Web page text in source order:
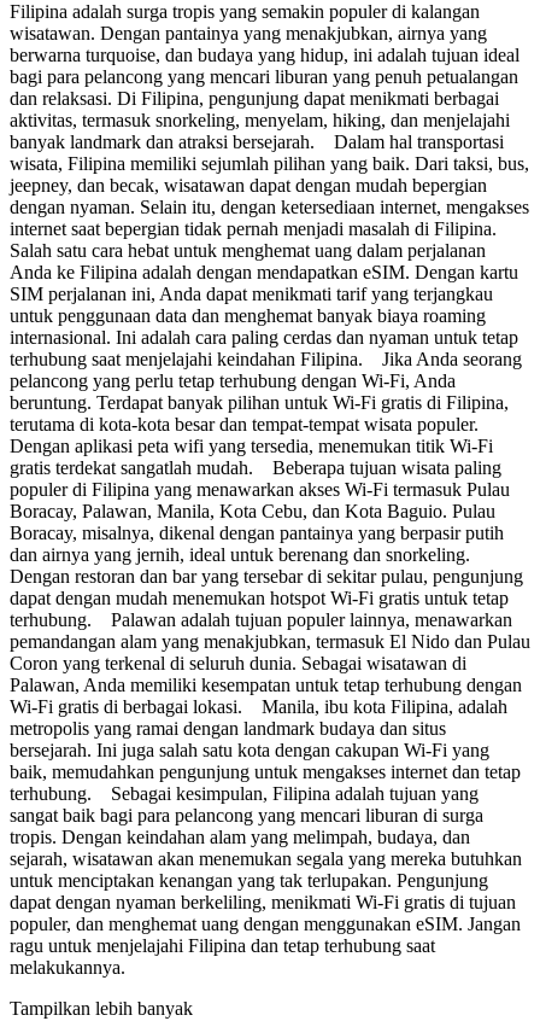
Filipina adalah surga tropis yang semakin populer di kalangan
wisatawan. Dengan pantainya yang menakjubkan, airnya yang
berwarna turquoise, dan budaya yang hidup, ini adalah tujuan ideal
bagi para pelancong yang mencari liburan yang penuh petualangan
dan relaksasi. Di Filipina, pengunjung dapat menikmati berbagai
aktivitas, termasuk snorkeling, menyelam, hiking, dan menjelajahi
banyak landmark dan atraksi bersejarah. Dalam hal transportasi
wisata, Filipina memiliki sejumlah pilihan yang baik. Dari taksi, bus,
jeepney, dan becak, wisatawan dapat dengan mudah bepergian
dengan nyaman. Selain itu, dengan ketersediaan internet, mengakses
internet saat bepergian tidak pernah menjadi masalah di Filipina.
Salah satu cara hebat untuk menghemat uang dalam perjalanan
Anda ke Filipina adalah dengan mendapatkan eSIM. Dengan kartu
SIM perjalanan ini, Anda dapat menikmati tarif yang terjangkau
untuk penggunaan data dan menghemat banyak biaya roaming
internasional. Ini adalah cara paling cerdas dan nyaman untuk tetap
terhubung saat menjelajahi keindahan Filipina. Jika Anda seorang
pelancong yang perlu tetap terhubung dengan Wi-Fi, Anda
beruntung. Terdapat banyak pilihan untuk Wi-Fi gratis di Filipina,
terutama di kota-kota besar dan tempat-tempat wisata populer.
Dengan aplikasi peta wifi yang tersedia, menemukan titik Wi-Fi
gratis terdekat sangatlah mudah. Beberapa tujuan wisata paling
populer di Filipina yang menawarkan akses Wi-Fi termasuk Pulau
Boracay, Palawan, Manila, Kota Cebu, dan Kota Baguio. Pulau
Boracay, misalnya, dikenal dengan pantainya yang berpasir putih
dan airnya yang jernih, ideal untuk berenang dan snorkeling.
Dengan restoran dan bar yang tersebar di sekitar pulau, pengunjung
dapat dengan mudah menemukan hotspot Wi-Fi gratis untuk tetap
terhubung. Palawan adalah tujuan populer lainnya, menawarkan
pemandangan alam yang menakjubkan, termasuk El Nido dan Pulau
Coron yang terkenal di seluruh dunia. Sebagai wisatawan di
Palawan, Anda memiliki kesempatan untuk tetap terhubung dengan
Wi-Fi gratis di berbagai lokasi. Manila, ibu kota Filipina, adalah
metropolis yang ramai dengan landmark budaya dan situs
bersejarah. Ini juga salah satu kota dengan cakupan Wi-Fi yang
baik, memudahkan pengunjung untuk mengakses internet dan tetap
terhubung. Sebagai kesimpulan, Filipina adalah tujuan yang
sangat baik bagi para pelancong yang mencari liburan di surga
tropis. Dengan keindahan alam yang melimpah, budaya, dan
sejarah, wisatawan akan menemukan segala yang mereka butuhkan
untuk menciptakan kenangan yang tak terlupakan. Pengunjung
dapat dengan nyaman berkeliling, menikmati Wi-Fi gratis di tujuan
populer, dan menghemat uang dengan menggunakan eSIM. Jangan
ragu untuk menjelajahi Filipina dan tetap terhubung saat
melakukannya.
Tampilkan lebih banyak